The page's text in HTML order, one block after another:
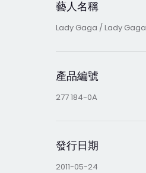
藝人名稱
Lady Gaga / Lady Gaga
產品編號
277 184-0A
發行日期
2011-05-24